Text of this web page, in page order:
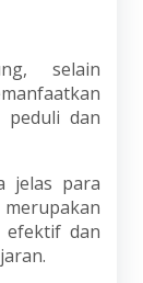
selain
dan
jelas para
efektif dan